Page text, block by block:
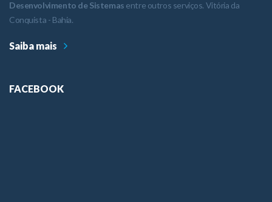
Desenvolvimento de Sistemas entre outros serviços. Vitória da
Conquista - Bahia.
Saiba mais
FACEBOOK